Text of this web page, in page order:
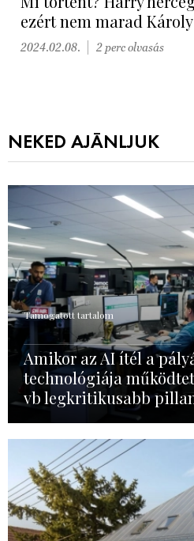
ezért nem marad
2024.02.08. 2 perc olvasás
NEKED AJÁNLJUK
Támogatott tartalom
Amikor az AI ítél a
technológiája
vb legkritikusabb